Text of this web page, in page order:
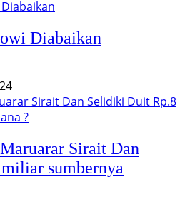
Diabaikan
Sirait Dan
sumbernya